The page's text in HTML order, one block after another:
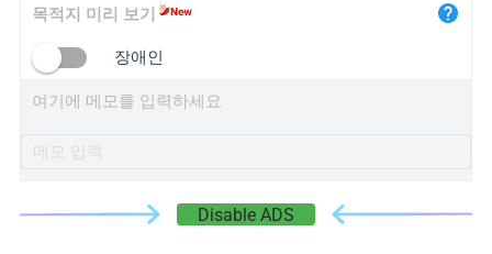
목적지 미리 보기
장애인
여기에 메모를 입력하세요
Disable ADS